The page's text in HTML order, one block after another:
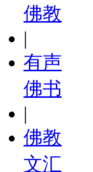
佛教
|
有声
佛书
|
佛教
文汇